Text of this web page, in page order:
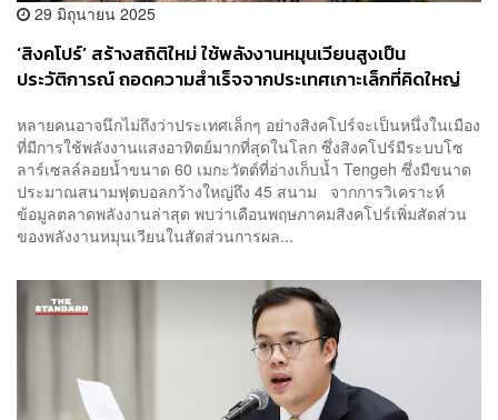
29 มิถุนายน 2025
‘สิงคโปร์’ สร้างสถิติใหม่ ใช้พลังงานหมุนเวียนสูงเป็น
ประวัติการณ์ ถอดความสำเร็จจากประเทศเกาะเล็กที่คิดใหญ่
หลายคนอาจนึกไม่ถึงว่าประเทศเล็กๆ อย่างสิงคโปร์จะเป็นหนึ่งในเมือง
ที่มีการใช้พลังงานแสงอาทิตย์มากที่สุดในโลก ซึ่งสิงคโปร์มีระบบโซ
ลาร์เซลล์ลอยน้ำขนาด 60 เมกะวัตต์ที่อ่างเก็บน้ำ Tengeh ซึ่งมีขนาด
ประมาณสนามฟุตบอลกว้างใหญ่ถึง 45 สนาม จากการวิเคราะห์
ข้อมูลตลาดพลังงานล่าสุด พบว่าเดือนพฤษภาคมสิงคโปร์เพิ่มสัดส่วน
ของพลังงานหมุนเวียนในสัดส่วนการผล...